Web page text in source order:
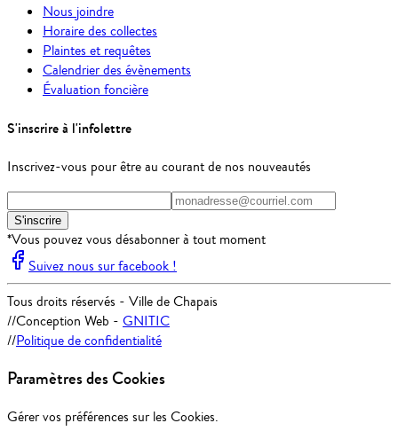
Nous joindre
Horaire des collectes
Plaintes et requêtes
Calendrier des évènements
Évaluation foncière
S'inscrire à l'infolettre
Inscrivez-vous pour être au courant de nos nouveautés
S'inscrire
*Vous pouvez vous désabonner à tout moment
Suivez nous sur facebook !
Tous droits réservés - Ville de Chapais
//Conception Web - GNITIC
//Politique de confidentialité
Paramètres des Cookies
Gérer vos préférences sur les Cookies.